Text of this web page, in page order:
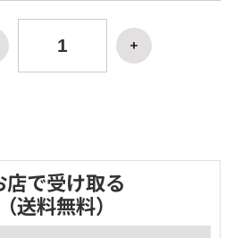
店で受け取る
（送料無料）